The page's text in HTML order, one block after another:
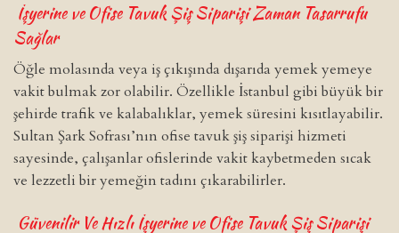
İşyerine ve Ofise Tavuk Şiş Siparişi Zaman Tasarrufu
Sağlar
Öğle molasında veya iş çıkışında dışarıda yemek yemeye
vakit bulmak zor olabilir. Özellikle İstanbul gibi büyük bir
şehirde trafik ve kalabalıklar, yemek süresini kısıtlayabilir.
Sultan Şark Sofrası’nın ofise tavuk şiş siparişi hizmeti
sayesinde, çalışanlar ofislerinde vakit kaybetmeden sıcak
ve lezzetli bir yemeğin tadını çıkarabilirler.
Güvenilir Ve Hızlı İşyerine ve Ofise Tavuk Şiş Siparişi